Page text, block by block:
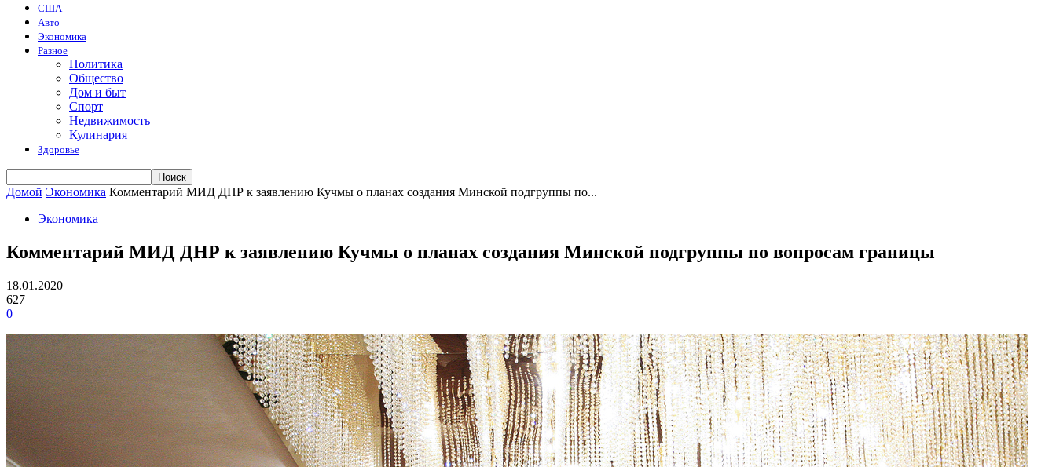
США
Авто
Экономика
Разное
Политика
Общество
Дом и быт
Спорт
Недвижимость
Кулинария
Здоровье
Домой Экономика Комментарий МИД ДНР к заявлению Кучмы о планах создания Минской подгруппы по...
Экономика
Комментарий МИД ДНР к заявлению Кучмы о планах создания Минской подгруппы по вопросам границы
18.01.2020
627
0